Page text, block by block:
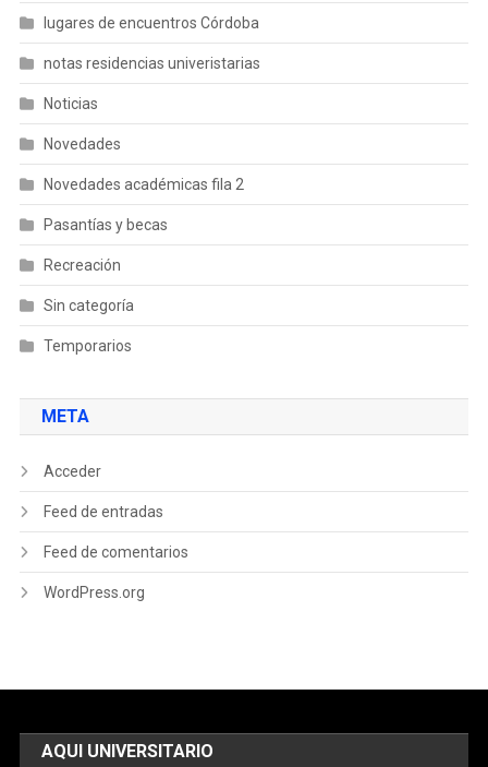
lugares de encuentros Córdoba
notas residencias univeristarias
Noticias
Novedades
Novedades académicas fila 2
Pasantías y becas
Recreación
Sin categoría
Temporarios
META
Acceder
Feed de entradas
Feed de comentarios
WordPress.org
AQUI UNIVERSITARIO